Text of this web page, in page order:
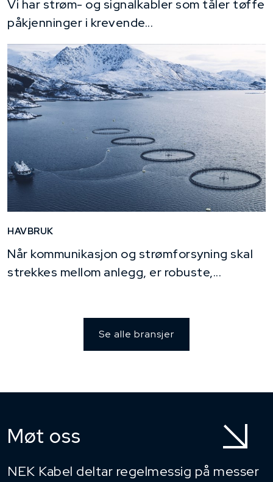
Vi har strøm- og signalkabler som tåler tøffe
påkjenninger i krevende...
HAVBRUK
Når kommunikasjon og strømforsyning skal
strekkes mellom anlegg, er robuste,...
Se alle bransjer
Møt oss
NEK Kabel deltar regelmessig på messer